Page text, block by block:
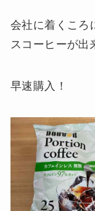
会社に着くころ
スコーヒーが出
早速購入！